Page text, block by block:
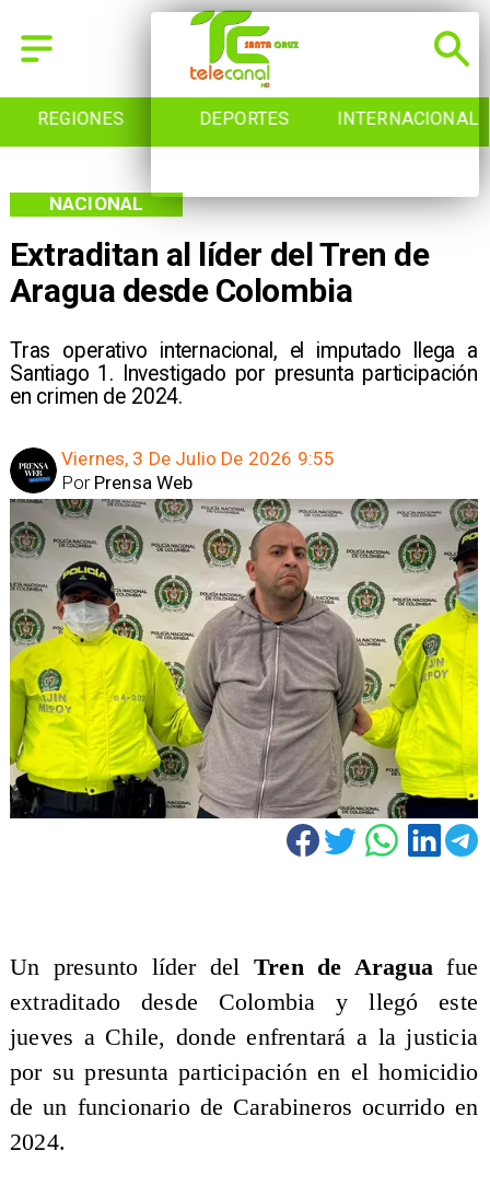
REGIONES DEPORTES INTERNACIONAL
Extraditan al líder del Tren de
Aragua desde Colombia
Tras operativo internacional, el imputado llega a
Santiago 1. Investigado por presunta participación
en crimen de 2024.
NACIONAL
Viernes, 3 De Julio De 2026 9:55
Prensa Web
Por
Un presunto líder del Tren de Aragua fue
extraditado desde Colombia y llegó este
jueves a Chile, donde enfrentará a la justicia
por su presunta participación en el homicidio
de un funcionario de Carabineros ocurrido en
2024.